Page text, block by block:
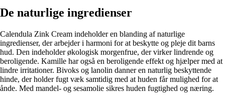
De naturlige ingredienser
Calendula Zink Cream indeholder en blanding af naturlige
ingredienser, der arbejder i harmoni for at beskytte og pleje dit barns
hud. Den indeholder økologisk morgenfrue, der virker lindrende og
beroligende. Kamille har også en beroligende effekt og hjælper med at
lindre irritationer. Bivoks og lanolin danner en naturlig beskyttende
hinde, der holder fugt væk samtidig med at huden får mulighed for at
ånde. Med mandel- og sesamolie sikres huden fugtighed og næring.